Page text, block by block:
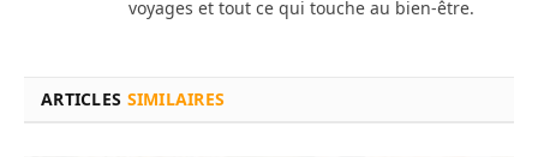
voyages et tout ce qui touche au bien-être.
ARTICLES SIMILAIRES